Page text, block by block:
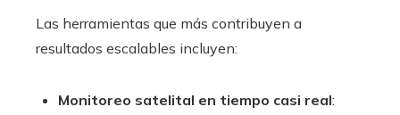
Las herramientas que más contribuyen a
resultados escalables incluyen:
Monitoreo satelital en tiempo casi real: